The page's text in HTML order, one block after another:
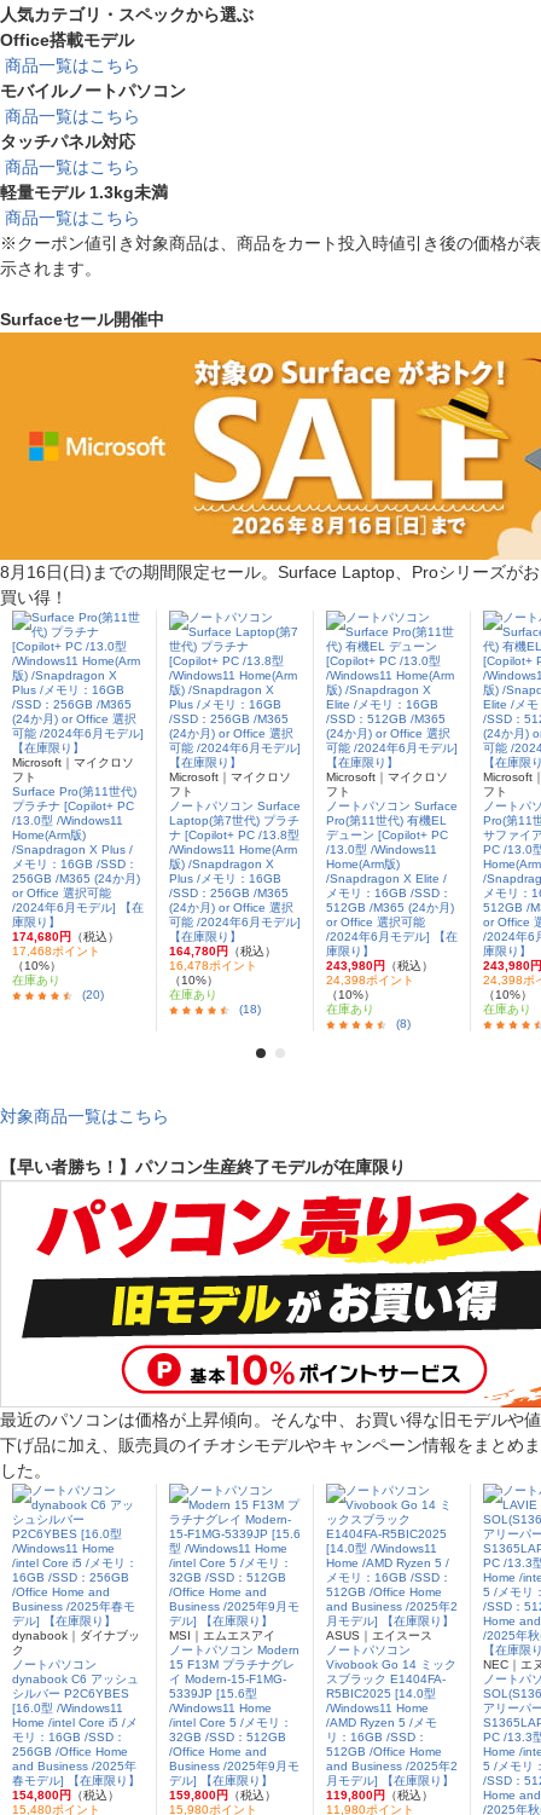
人気カテゴリ・スペックから選ぶ
Office搭載モデル
商品一覧はこちら
モバイルノートパソコン
商品一覧はこちら
タッチパネル対応
商品一覧はこちら
軽量モデル 1.3kg未満
商品一覧はこちら
※クーポン値引き対象商品は、商品をカート投入時値引き後の価格が表
示されます。
Surfaceセール開催中
8月16日(日)までの期間限定セール。Surface Laptop、Proシリーズがお
買い得！
Microsoft｜マイクロソ
フト
Surface Pro(第11世代)
プラチナ [Copilot+ PC
/13.0型 /Windows11
Home(Arm版)
/Snapdragon X Plus /
メモリ：16GB /SSD：
256GB /M365 (24か月)
or Office 選択可能
/2024年6月モデル] 【在
庫限り】
174,680円 （税込）
17,468ポイント
（10%）
在庫あり
(20)
Microsoft｜マイクロソ
フト
ノートパソコン Surface
Laptop(第7世代) プラチ
ナ [Copilot+ PC /13.8型
/Windows11 Home(Arm
版) /Snapdragon X
Plus /メモリ：16GB
/SSD：256GB /M365
(24か月) or Office 選択
可能 /2024年6月モデル]
【在庫限り】
164,780円 （税込）
16,478ポイント
（10%）
在庫あり
(18)
Microsoft｜マイクロソ
フト
ノートパソコン Surface
Pro(第11世代) 有機EL
デューン [Copilot+ PC
/13.0型 /Windows11
Home(Arm版)
/Snapdragon X Elite /
メモリ：16GB /SSD：
512GB /M365 (24か月)
or Office 選択可能
/2024年6月モデル] 【在
庫限り】
243,980円 （税込）
24,398ポイント
（10%）
在庫あり
(8)
Microsoft
フト
ノートパ
Pro(第11
サファイ
PC /13.0
/
メモリ：
512GB /
or Office
/2024年6
庫限り】
243,980円
24,398ポ
（10%）
在庫あり
対象商品一覧はこちら
【早い者勝ち！】パソコン生産終了モデルが在庫限り
最近のパソコンは価格が上昇傾向。そんな中、お買い得な旧モデルや値
下げ品に加え、販売員のイチオシモデルやキャンペーン情報をまとめま
した。
dynabook｜ダイナブッ
ク
ノートパソコン
dynabook C6 アッシュ
シルバー P2C6YBES
[16.0型 /Windows11
Home /intel Core i5 /メ
モリ：16GB /SSD：
256GB /Office Home
and Business /2025年
春モデル] 【在庫限り】
154,800円 （税込）
15,480ポイント
MSI｜エムエスアイ
ノートパソコン Modern
15 F13M プラチナグレ
イ Modern-15-F1MG-
5339JP [15.6型
/Windows11 Home
/intel Core 5 /メモリ：
32GB /SSD：512GB
/Office Home and
Business /2025年9月モ
デル] 【在庫限り】
159,800円 （税込）
15,980ポイント
ASUS｜エイスース
ノートパソコン
Vivobook Go 14 ミック
スブラック E1404FA-
R5BIC2025 [14.0型
/Windows11 Home
/AMD Ryzen 5 /メモ
リ：16GB /SSD：
512GB /Office Home
and Business /2025年2
月モデル] 【在庫限り】
119,800円 （税込）
11,980ポイント
NEC｜エ
ノートパ
アリーパ
PC /13.3
Home /
5 /メモリ
/SSD：
Home
/2025年